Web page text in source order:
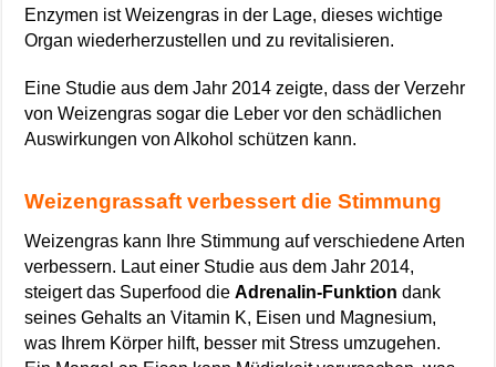
Enzymen ist Weizengras in der Lage, dieses wichtige
Organ wiederherzustellen und zu revitalisieren.
Eine Studie aus dem Jahr 2014 zeigte, dass der Verzehr
von Weizengras sogar die Leber vor den schädlichen
Auswirkungen von Alkohol schützen kann.
Weizengrassaft verbessert die Stimmung
Weizengras kann Ihre Stimmung auf verschiedene Arten
verbessern. Laut einer Studie aus dem Jahr 2014,
steigert das Superfood dieAdrenalin-Funktion dank
seines Gehalts an Vitamin K, Eisen und Magnesium,
was Ihrem Körper hilft, besser mit Stress umzugehen.